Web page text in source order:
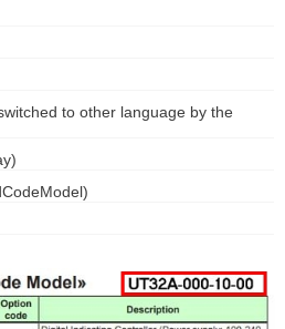
to other language by the